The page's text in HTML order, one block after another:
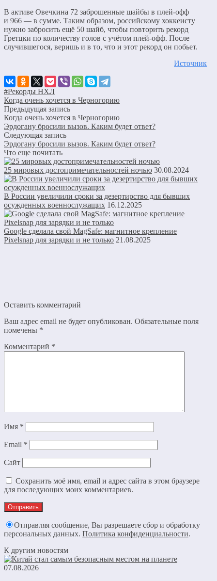
В активе Овечкина 72 заброшенные шайбы в плей-офф
и 966 — в сумме. Таким образом, российскому хоккеисту
нужно забросить ещё 50 шайб, чтобы повторить рекорд
Гретцки по количеству голов с учётом плей-офф. После
случившегося, веришь и в то, что и этот рекорд он побьет.
Источник
#Рекорды НХЛ
Когда очень хочется в Черногорию
Предыдущая запись
Когда очень хочется в Черногорию
Эрдогану бросили вызов. Каким будет ответ?
Следующая запись
Эрдогану бросили вызов. Каким будет ответ?
Что еще почитать
25 мировых достопримечательностей ночью 30.08.2024
В России увеличили сроки за дезертирство для бывших
осужденных военнослужащих 16.12.2025
Google сделала свой MagSafe: магнитное крепление
Pixelsnap для зарядки и не только 21.08.2025
Оставить комментарий
Ваш адрес email не будет опубликован. Обязательные поля
помечены *
Комментарий *
Имя *
Email *
Сайт
Сохранить моё имя, email и адрес сайта в этом браузере
для последующих моих комментариев.
Отправляя сообщение, Вы разрешаете сбор и обработку
персональных данных. Политика конфиденциальности.
К другим новостям
07.08.2026